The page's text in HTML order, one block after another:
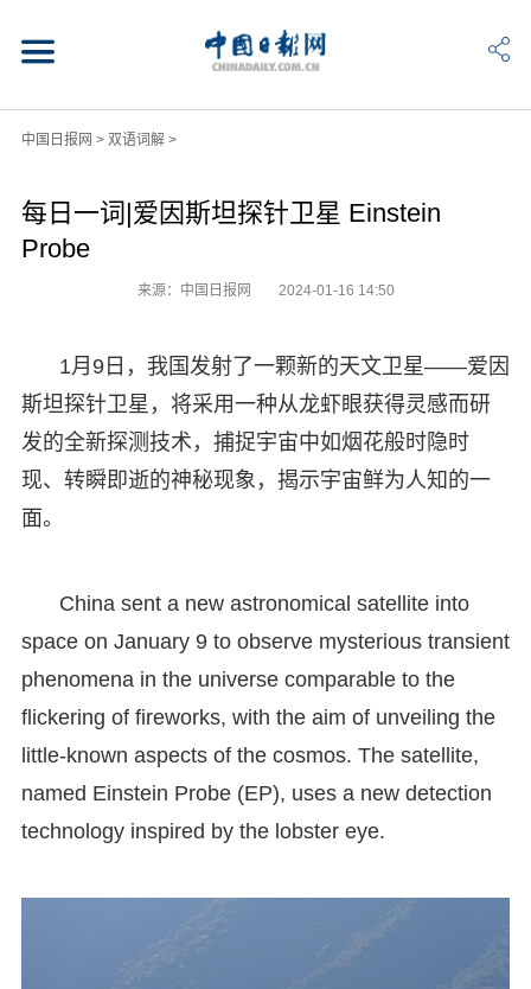
中国日报网 > 双语词解>
每日一词|爱因斯坦探针卫星 Einstein
Probe
来源：中国日报网 2024-01-16 14:50
1月9日，我国发射了一颗新的天文卫星——爱因
斯坦探针卫星，将采用一种从龙虾眼获得灵感而研
发的全新探测技术，捕捉宇宙中如烟花般时隐时
现、转瞬即逝的神秘现象，揭示宇宙鲜为人知的一
面。
China sent a new astronomical satellite into
space on January 9 to observe mysterious transient
phenomena in the universe comparable to the
flickering of fireworks, with the aim of unveiling the
little-known aspects of the cosmos. The satellite,
named Einstein Probe (EP), uses a new detection
technology inspired by the lobster eye.